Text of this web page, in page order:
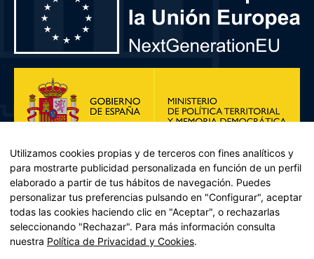
Plan de Recuperación, Transformación y Resiliencia – Financiado por
Utilizamos cookies propias y de terceros con fines analíticos y
para mostrarte publicidad personalizada en función de un perfil
elaborado a partir de tus hábitos de navegación. Puedes
personalizar tus preferencias pulsando en "Configurar", aceptar
todas las cookies haciendo clic en "Aceptar", o rechazarlas
seleccionando "Rechazar". Para más información consulta
nuestra Política de Privacidad y Cookies.